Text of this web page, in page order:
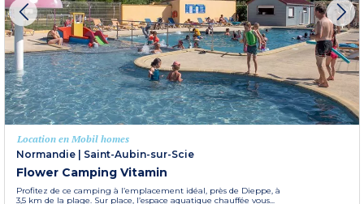
Location en Mobil homes
Normandie
Saint-Aubin-sur-Scie
Flower Camping Vitamin
Profitez de ce camping à l’emplacement idéal, près de Dieppe, à
3,5 km de la plage. Sur place, l’espace aquatique chauffée vous...